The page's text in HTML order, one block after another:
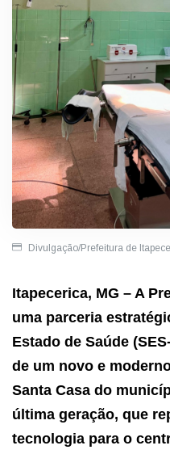
Divulgação/Prefeitura de
Itapecerica, MG – A
uma parceria
Estado de Saúde
de um novo e
Santa Casa do
última geração, que
tecnologia para o